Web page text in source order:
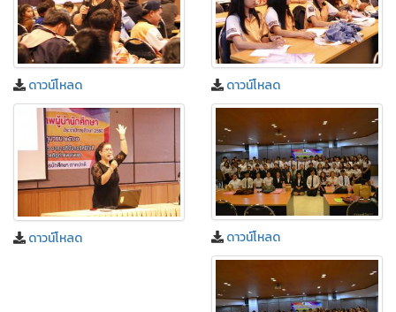
ดาวน์โหลด ดาวน์โหลด
ดาวน์โหลด ดาวน์โหลด